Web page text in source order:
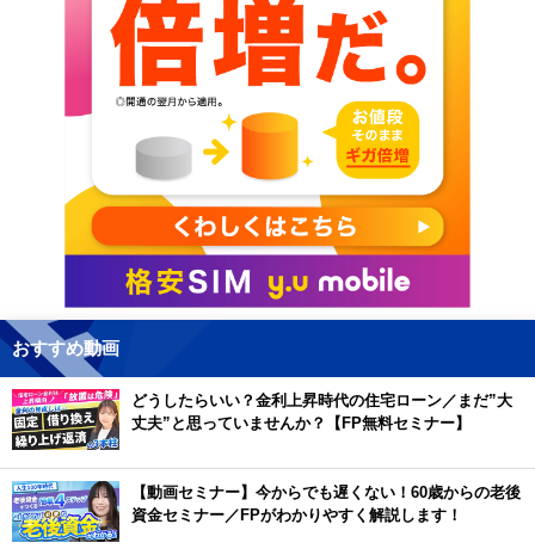
おすすめ動画
どうしたらいい？金利上昇時代の住宅ローン／まだ”大
丈夫”と思っていませんか？【FP無料セミナー】
【動画セミナー】今からでも遅くない！60歳からの老後
資金セミナー／FPがわかりやすく解説します！